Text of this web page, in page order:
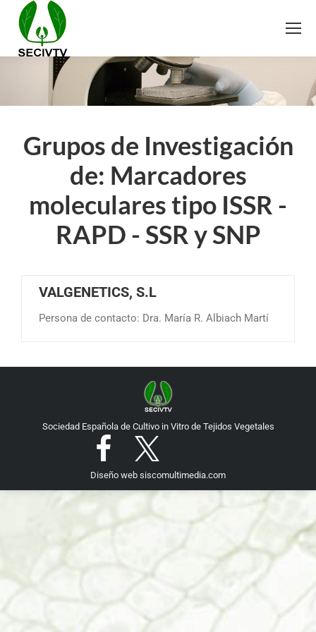
Grupos de Investigación
de: Marcadores
moleculares tipo ISSR -
RAPD - SSR y SNP
VALGENETICS, S.L
Persona de contacto: Dra. María R. Albiach Martí
Sociedad Española de Cultivo in Vitro de Tejidos Vegetales
Diseño web siscomultimedia.com